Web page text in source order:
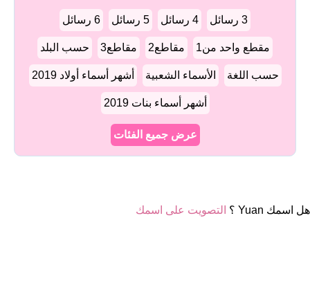
3 رسائل 4 رسائل 5 رسائل 6 رسائل
مقطع واحد من1 مقاطع2 مقاطع3 حسب البلد
حسب اللغة الأسماء الشعبية أشهر أسماء أولاد 2019
أشهر أسماء بنات 2019
عرض جميع الفئات
هل اسمك Yuan ؟ التصويت على اسمك